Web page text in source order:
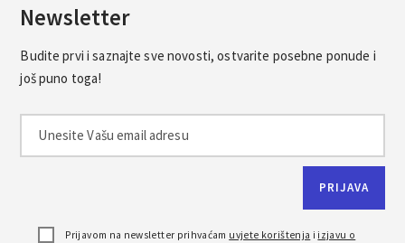
Newsletter
Budite prvi i saznajte sve novosti, ostvarite posebne ponude i
još puno toga!
Prijavom na newsletter prihvaćam uvjete korištenja i izjavu o